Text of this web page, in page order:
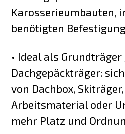
Karosserieumbauten,
benötigten
• Ideal als
Dachgepäckträger:
von Dachbox,
Arbeitsmaterial oder
mehr Platz und